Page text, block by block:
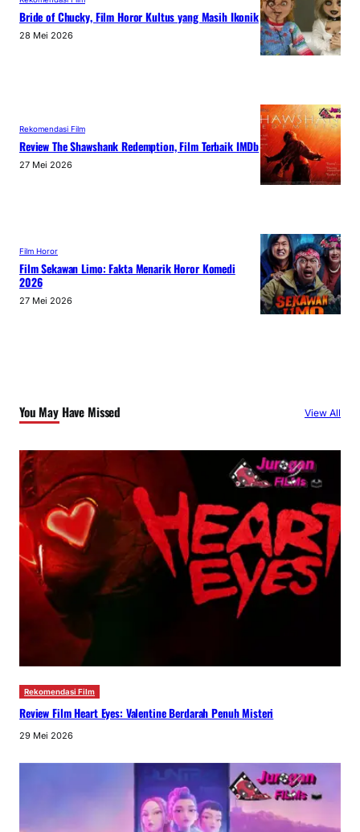
Bride of Chucky, Film Horor Kultus yang Masih Ikonik
28 Mei 2026
Rekomendasi Film
Review The Shawshank Redemption, Film Terbaik IMDb
27 Mei 2026
Film Horor
Film Sekawan Limo: Fakta Menarik Horor Komedi
2026
27 Mei 2026
You May Have Missed View All
Rekomendasi Film
Review Film Heart Eyes: Valentine Berdarah Penuh Misteri
29 Mei 2026